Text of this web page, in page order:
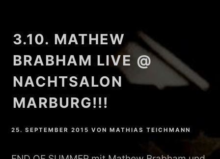
3.10. MATHEW
BRABHAM LIVE @
NACHTSALON
MARBURG!!!
25. SEPTEMBER 2015 VONMATHIAS TEICHMANN